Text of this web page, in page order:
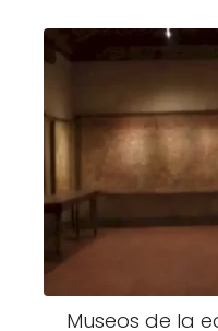
Museos de la